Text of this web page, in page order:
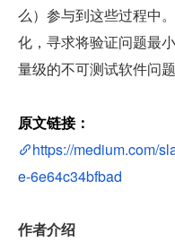
么）参与到这些过程中
化，寻求将验证问题最
量级的不可测试软件问题
原文链接：
https://medium.com/
e-6e64c34bfbad
作者介绍